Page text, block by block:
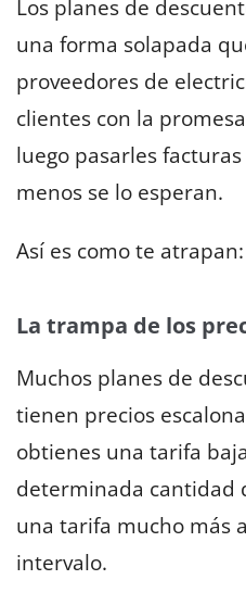
Los planes de
una forma solapada
proveedores de
clientes con la
luego pasarles
menos se lo esperan.
Así es como te atrapan:
La trampa de los
Muchos planes de
tienen precios
obtienes una tarifa
determinada cantidad
una tarifa mucho más
intervalo.